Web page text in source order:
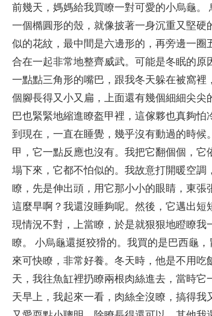
前幾天，媽媽給我買瞭一對可愛的小烏龜
一個橢圓形的殼，就像披著一身沉重又堅
似的花紋，最中間是六邊形的，再旁邊一圈
合在一起非常地整齊威武。可能是冬眠的原
一點點三角形的嘴巴，跟我冬天躲在被窩裡
個腳長得又小又扁，上面還有幾個細細尖
巴也緊緊地縮進瞭盔甲裡，這傢夥也真夠
到現在，一直在睡覺，幾乎沒有動過的時
甲，它一點反應也沒有。我把它翻個個，
塌下來，它都不怕似的。我故意打開暖空
瞭，先是伸出頭，用它那小小的眼睛，東
這麼早啊？我還沒睡夠呢。然後，它邁出
現情況不對，上當瞭，於是就狠狠地瞪瞭
瞭。 小烏龜還挺狡猾的。我買的是巴西龜
來可快瞭，非常好養。冬天時，他是不用
天，我往魚缸裡扔瞭兩根肉絲進去，當時
天早上，我起來一看，肉絲全沒瞭，搞得我